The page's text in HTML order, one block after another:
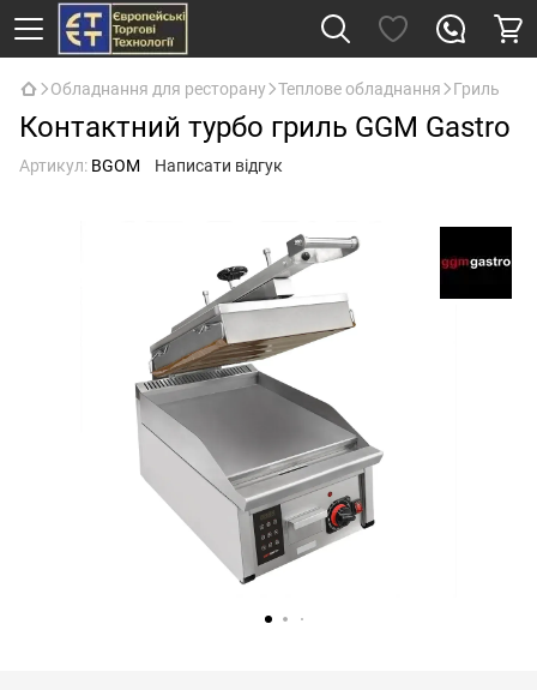
Обладнання для ресторану Теплове обладнання Гриль
Контактний турбо гриль GGM Gastro
Артикул: BGOM Написати відгук